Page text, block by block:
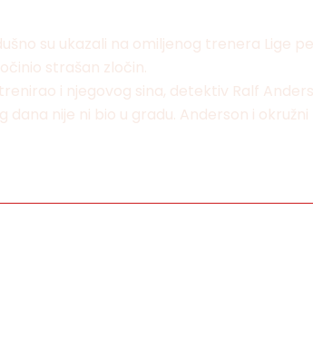
su ukazali na omiljenog trenera Lige
strašan zločin.
i njegovog sina, detektiv Ralf
nije ni bio u gradu. Anderson i